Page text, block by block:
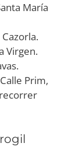
María
Virgen.
Prim,